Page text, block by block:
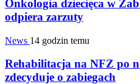
Onkologia dziecięca w
odpiera zarzuty
News 14 godzin temu
Rehabilitacja na NFZ po
zdecyduje o zabiegach